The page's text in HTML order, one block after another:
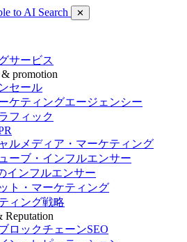
to AI Search ✕
サービス
promotion
セール
ケティングエージェンシー
フィック
ルメディア・マーケティング
ーブ・インフルエンサー
インフルエンサー
ト・マーケティング
ィング戦略
Reputation
ロックチェーンSEO